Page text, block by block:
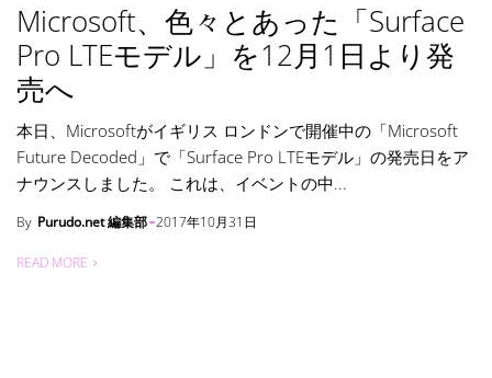
Microsoft、色々とあった「Surface
Pro LTEモデル」を12月1日より発
売へ
本日、Microsoftがイギリス ロンドンで開催中の「Microsoft
Future Decoded」で「Surface Pro LTEモデル」の発売日をア
ナウンスしました。 これは、イベントの中...
By Purudo.net 編集部 2017年10月31日
READ MORE